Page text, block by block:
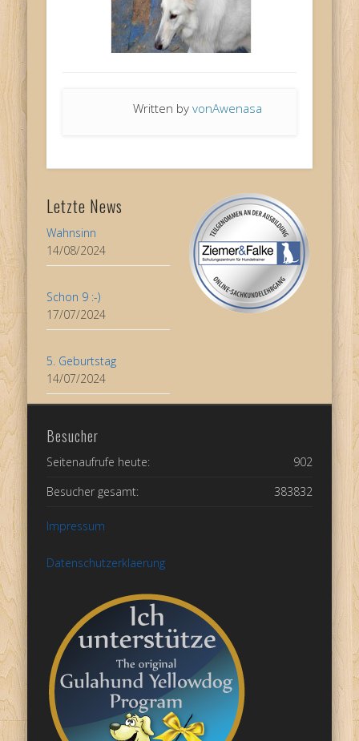
Written byvonAwenasa
Letzte News
Wahnsinn
14/08/2024
Schon 9 :-)
17/07/2024
5. Geburtstag
14/07/2024
Besucher
902
Seitenaufrufe heute:
383832
Besucher gesamt:
Impressum
Datenschutzerklaerung